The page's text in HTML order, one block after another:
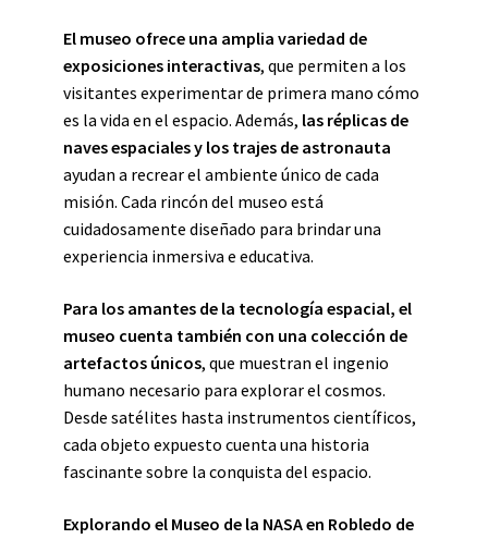
El museo ofrece una amplia variedad de
exposiciones interactivas, que permiten a los
visitantes experimentar de primera mano cómo
es la vida en el espacio. Además, las réplicas de
naves espaciales y los trajes de astronauta
ayudan a recrear el ambiente único de cada
misión. Cada rincón del museo está
cuidadosamente diseñado para brindar una
experiencia inmersiva e educativa.
Para los amantes de la tecnología espacial, el
museo cuenta también con una colección de
artefactos únicos, que muestran el ingenio
humano necesario para explorar el cosmos.
Desde satélites hasta instrumentos científicos,
cada objeto expuesto cuenta una historia
fascinante sobre la conquista del espacio.
Explorando el Museo de la NASA en Robledo de